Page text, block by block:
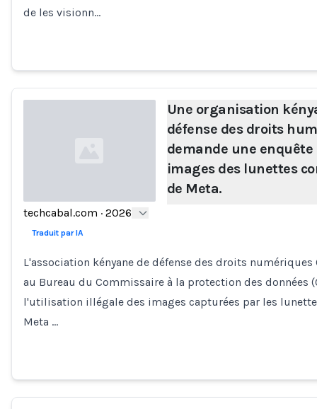
de les visionn…
Loading...
Une organisation
défense des droits
demande une enquête
images des lunettes
de Meta.
techcabal.com · 2026
Traduit par IA
L'association kényane de défense des droits numériques
au Bureau du Commissaire à la protection des données
l'utilisation illégale des images capturées par les
Meta …